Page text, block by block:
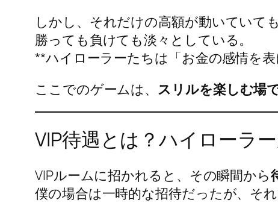
しかし、それだけの高額が動いていて
勝っても負けても淡々としている。
**ハイローラーたちは「お金の感情を
ここでのゲームは、 スリルを楽しむ場
VIP待遇とは？ハイローラ
VIPルームに招かれると、その瞬間から
僕の場合は一時的な招待だったが、そ